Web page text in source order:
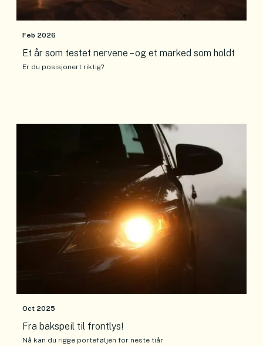
Feb 2026
Et år som testet nervene – og et marked som holdt
Er du posisjonert riktig?
Oct 2025
Fra bakspeil til frontlys!
Nå kan du rigge porteføljen for neste tiår